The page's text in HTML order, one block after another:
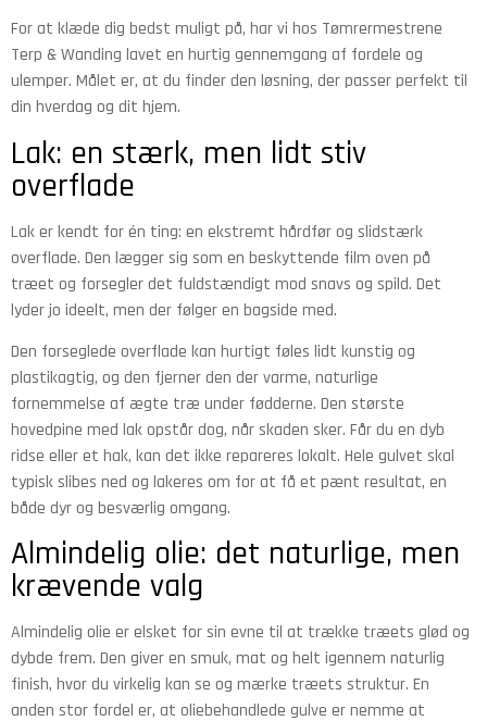
For at klæde dig bedst muligt på, har vi hos Tømrermestrene
Terp & Wanding lavet en hurtig gennemgang af fordele og
ulemper. Målet er, at du finder den løsning, der passer perfekt til
din hverdag og dit hjem.
Lak: en stærk, men lidt stiv
overflade
Lak er kendt for én ting: en ekstremt hårdfør og slidstærk
overflade. Den lægger sig som en beskyttende film oven på
træet og forsegler det fuldstændigt mod snavs og spild. Det
lyder jo ideelt, men der følger en bagside med.
Den forseglede overflade kan hurtigt føles lidt kunstig og
plastikagtig, og den fjerner den der varme, naturlige
fornemmelse af ægte træ under fødderne. Den største
hovedpine med lak opstår dog, når skaden sker. Får du en dyb
ridse eller et hak, kan det ikke repareres lokalt. Hele gulvet skal
typisk slibes ned og lakeres om for at få et pænt resultat, en
både dyr og besværlig omgang.
Almindelig olie: det naturlige, men
krævende valg
Almindelig olie er elsket for sin evne til at trække træets glød og
dybde frem. Den giver en smuk, mat og helt igennem naturlig
finish, hvor du virkelig kan se og mærke træets struktur. En
anden stor fordel er, at oliebehandlede gulve er nemme at